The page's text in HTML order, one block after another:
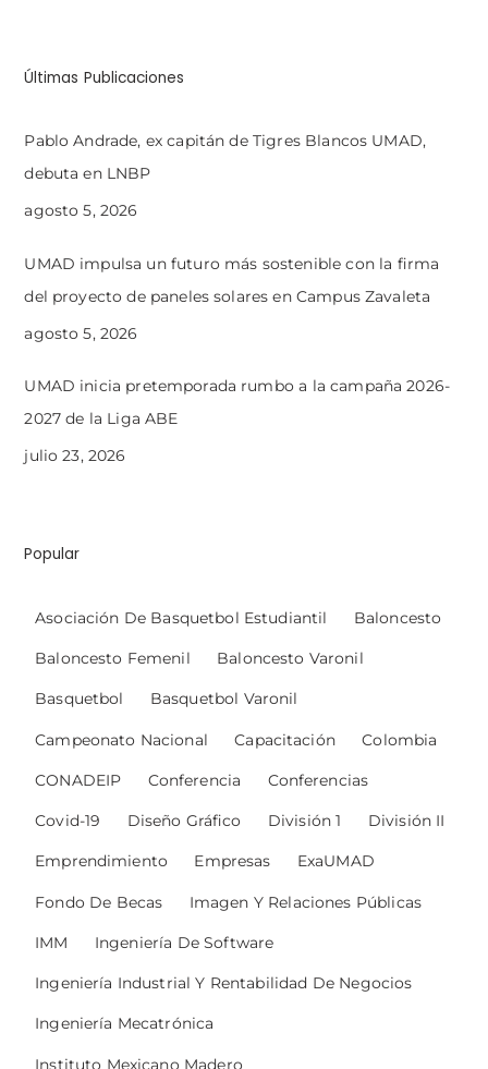
Últimas Publicaciones
Pablo Andrade, ex capitán de Tigres Blancos UMAD,
debuta en LNBP
agosto 5, 2026
UMAD impulsa un futuro más sostenible con la firma
del proyecto de paneles solares en Campus Zavaleta
agosto 5, 2026
UMAD inicia pretemporada rumbo a la campaña 2026-
2027 de la Liga ABE
julio 23, 2026
Popular
Asociación De Basquetbol Estudiantil Baloncesto
Baloncesto Femenil Baloncesto Varonil
Basquetbol Basquetbol Varonil
Campeonato Nacional Capacitación Colombia
CONADEIP Conferencia Conferencias
Covid-19 Diseño Gráfico División 1 División II
Emprendimiento Empresas ExaUMAD
Fondo De Becas Imagen Y Relaciones Públicas
IMM Ingeniería De Software
Ingeniería Industrial Y Rentabilidad De Negocios
Ingeniería Mecatrónica
Instituto Mexicano Madero